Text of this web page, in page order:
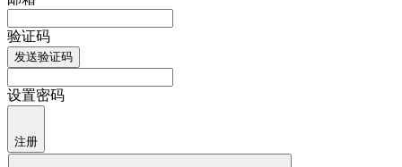
验证码
发送验证码
设置密码
注册